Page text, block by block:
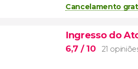
Cancelamento
Ingresso do
6,7 / 10 21